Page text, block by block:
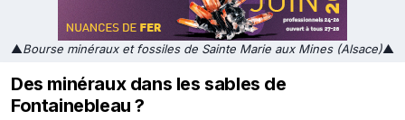
▲Bourse minéraux et fossiles de Sainte Marie aux Mines (Alsace)▲
Des minéraux dans les sables de
Fontainebleau ?